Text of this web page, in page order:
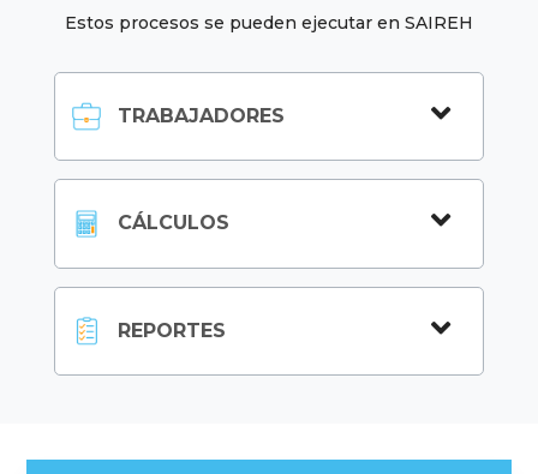
Estos procesos se pueden ejecutar en SAIREH
TRABAJADORES 
CÁLCULOS 
REPORTES 